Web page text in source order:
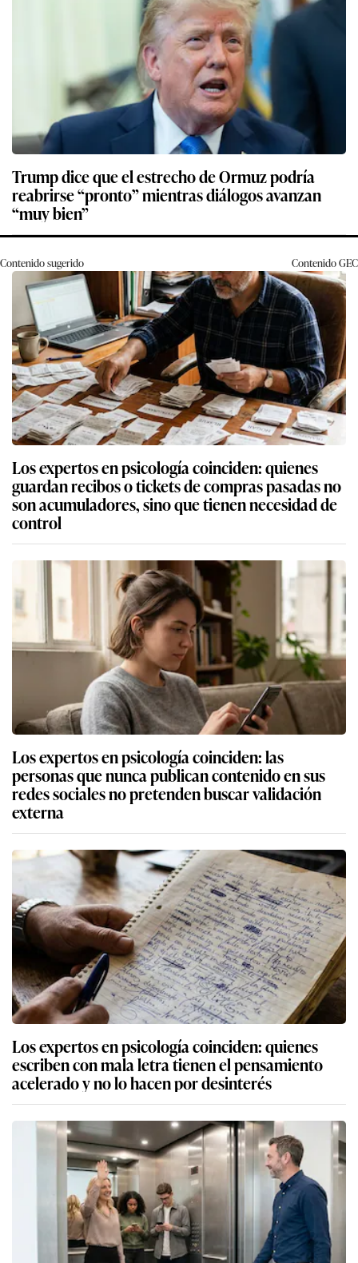
Trump dice que el estrecho de Ormuz podría
reabrirse “pronto” mientras diálogos avanzan
“muy bien”
Contenido sugerido ContenidoGEC
Los expertos en psicología coinciden: quienes
guardan recibos o tickets de compras pasadas no
son acumuladores, sino que tienen necesidad de
control
Los expertos en psicología coinciden: las
personas que nunca publican contenido en sus
redes sociales no pretenden buscar validación
externa
Los expertos en psicología coinciden: quienes
escriben con mala letra tienen el pensamiento
acelerado y no lo hacen por desinterés